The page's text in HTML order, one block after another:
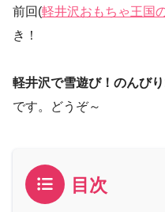
前回(軽井沢おもちゃ王国
き！
軽井沢で雪遊び！のんび
です。どうぞ～
目次